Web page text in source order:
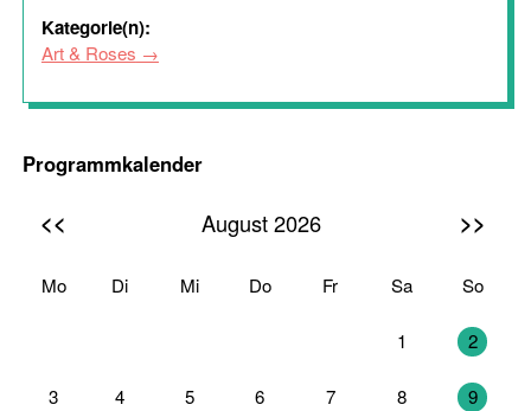
Kategorie(n):
Art & Roses
Programmkalender
<< August 2026 >>
Mo Di Mi Do Fr Sa So
1 2
3 4 5 6 7 8 9